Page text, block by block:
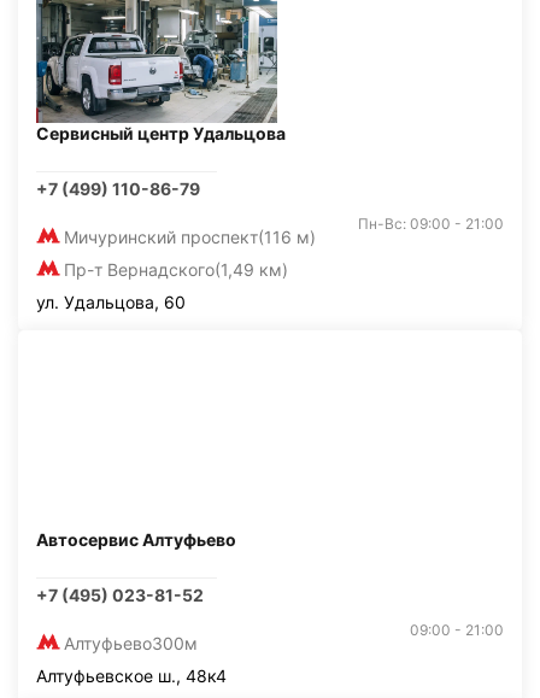
Сервисный центр Удальцова
+7 (499) 110-86-79
Мичуринский проспект(116 м)
Пр-т Вернадского(1,49 км)
Пн-Вс: 09:00 - 21:00
ул. Удальцова, 60
Автосервис Алтуфьево
+7 (495) 023-81-52
Алтуфьево300м
09:00 - 21:00
Алтуфьевское ш., 48к4